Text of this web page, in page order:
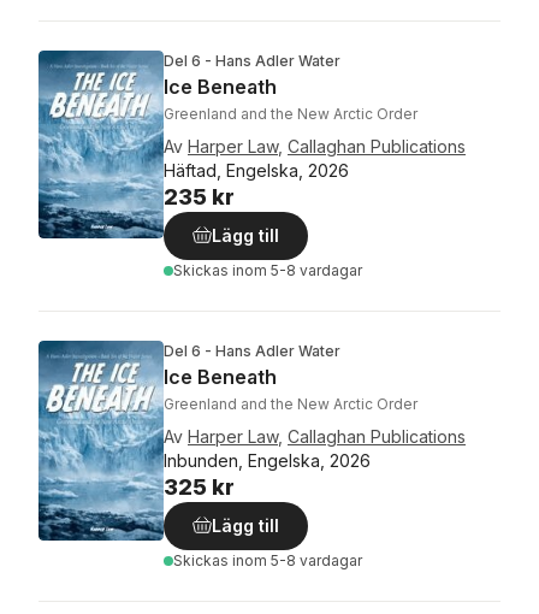
Del 6 - Hans Adler Water
Ice Beneath
Greenland and the New Arctic Order
Av Harper Law, Callaghan Publications
Häftad, Engelska, 2026
235 kr
Lägg till
Skickas inom 5-8 vardagar
Del 6 - Hans Adler Water
Ice Beneath
Greenland and the New Arctic Order
Av Harper Law, Callaghan Publications
Inbunden, Engelska, 2026
325 kr
Lägg till
Skickas inom 5-8 vardagar